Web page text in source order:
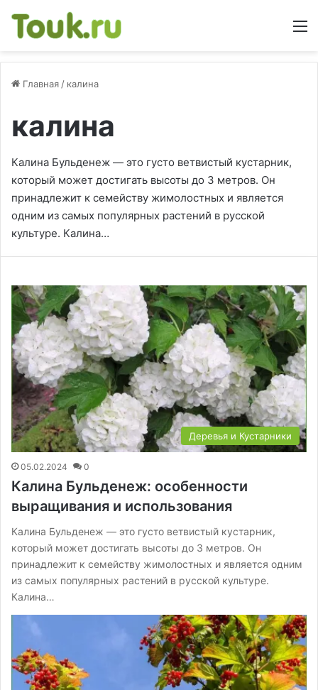
Главная / калина
калина
Калина Бульденеж — это густо ветвистый кустарник,
который может достигать высоты до 3 метров. Он
принадлежит к семейству жимолостных и является
одним из самых популярных растений в русской
культуре. Калина…
Деревья и Кустарники
05.02.2024 0
Калина Бульденеж: особенности
выращивания и использования
Калина Бульденеж — это густо ветвистый кустарник,
который может достигать высоты до 3 метров. Он
принадлежит к семейству жимолостных и является одним
из самых популярных растений в русской культуре.
Калина…